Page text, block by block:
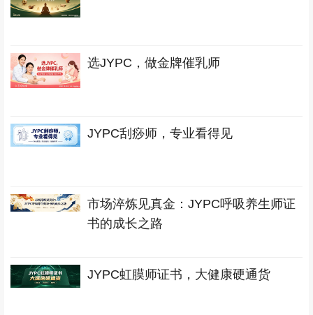
选JYPC，做金牌催乳师
JYPC刮痧师，专业看得见
市场淬炼见真金：JYPC呼吸养生师证
书的成长之路
JYPC虹膜师证书，大健康硬通货